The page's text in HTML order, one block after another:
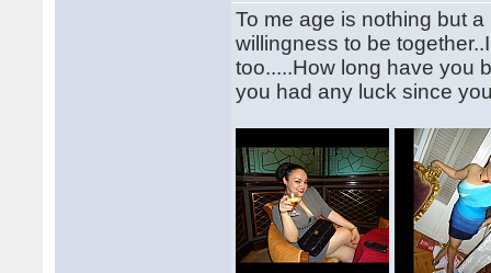
To me age is nothing but
willingness to be
too.....How long have you
you had any luck since